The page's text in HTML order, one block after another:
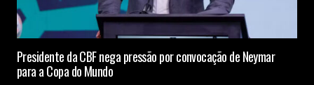
Presidente da CBF nega pressão por convocação de Neymar
para a Copa do Mundo